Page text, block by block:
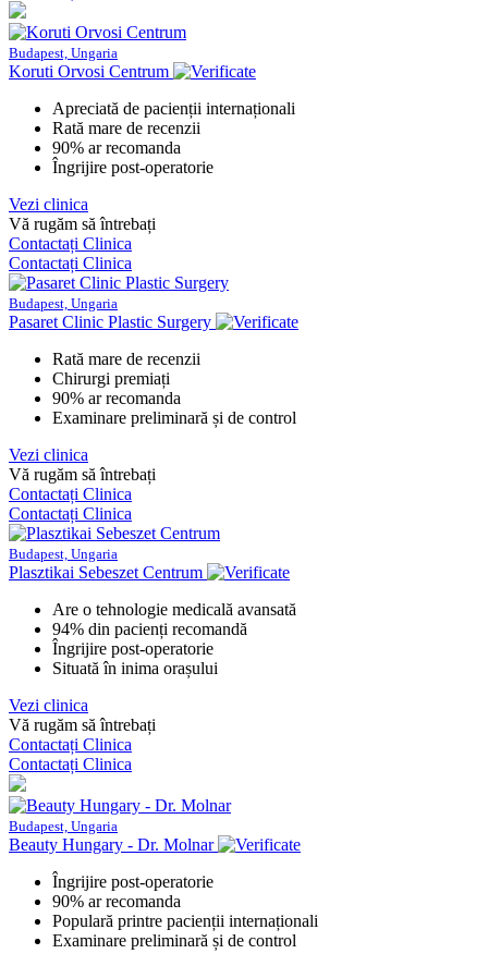
Budapest, Ungaria
Koruti Orvosi Centrum
Apreciată de pacienții internaționali
Rată mare de recenzii
90% ar recomanda
Îngrijire post-operatorie
Vezi clinica
Vă rugăm să întrebați
Contactați Clinica
Contactați Clinica
Budapest, Ungaria
Pasaret Clinic Plastic Surgery
Rată mare de recenzii
Chirurgi premiați
90% ar recomanda
Examinare preliminară și de control
Vezi clinica
Vă rugăm să întrebați
Contactați Clinica
Contactați Clinica
Budapest, Ungaria
Plasztikai Sebeszet Centrum
Are o tehnologie medicală avansată
94% din pacienți recomandă
Îngrijire post-operatorie
Situată în inima orașului
Vezi clinica
Vă rugăm să întrebați
Contactați Clinica
Contactați Clinica
Budapest, Ungaria
Beauty Hungary - Dr. Molnar
Îngrijire post-operatorie
90% ar recomanda
Populară printre pacienții internaționali
Examinare preliminară și de control